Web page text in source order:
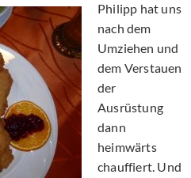
Philipp hat uns
nach dem
Umziehen und
dem Verstauen
der
Ausrüstung
dann
heimwärts
chauffiert. Und